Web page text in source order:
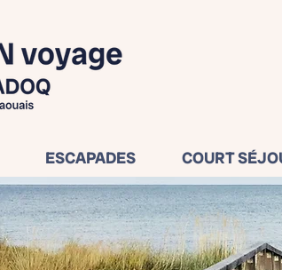
ESCAPADES COURT